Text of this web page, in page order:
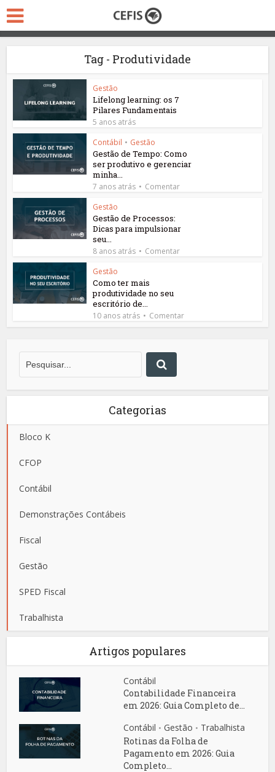
Tag - Produtividade
Gestão
Lifelong learning: os 7
Pilares Fundamentais
5 anos atrás
Contábil • Gestão
Gestão de Tempo: Como
ser produtivo e gerenciar
minha...
7 anos atrás
Comentar
Gestão
Gestão de Processos:
Dicas para impulsionar
seu...
8 anos atrás
Comentar
Gestão
Como ter mais
produtividade no seu
escritório de...
10 anos atrás Comentar
Categorias
Bloco K
CFOP
Contábil
Demonstrações Contábeis
Fiscal
Gestão
SPED Fiscal
Trabalhista
Artigos populares
Contábil
Contabilidade Financeira
em 2026: Guia Completo de...
Contábil • Gestão • Trabalhista
Rotinas da Folha de
Pagamento em 2026: Guia
Completo...